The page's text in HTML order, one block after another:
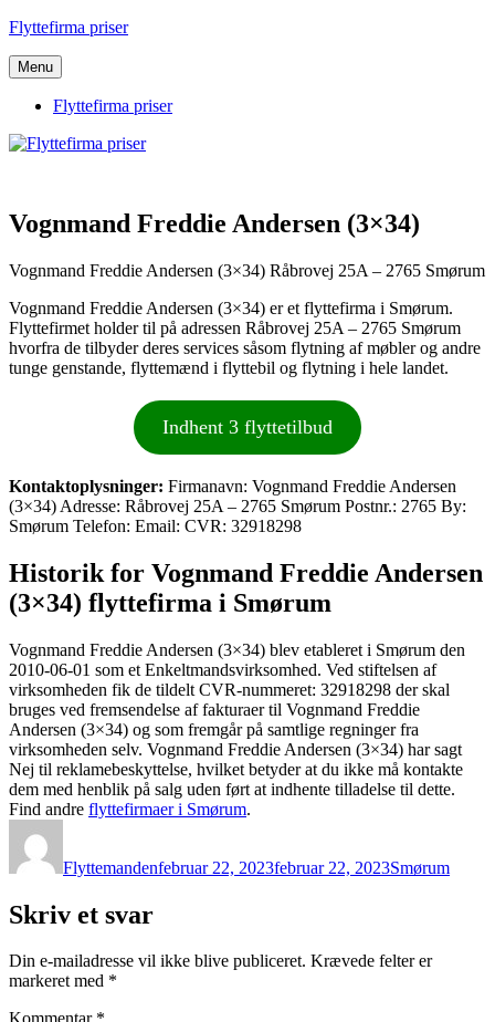
Videre
indhold
Flyttefirma priser
Menu
Flyttefirma priser
Vognmand Freddie Andersen (3×34)
Vognmand Freddie Andersen (3×34) Råbrovej 25A – 2765 Smørum
Vognmand Freddie Andersen (3×34) er et flyttefirma i Smørum.
Flyttefirmet holder til på adressen Råbrovej 25A – 2765 Smørum
hvorfra de tilbyder deres services såsom flytning af møbler og andre
tunge genstande, flyttemænd i flyttebil og flytning i hele landet.
Indhent 3 flyttetilbud
Kontaktoplysninger: Firmanavn: Vognmand Freddie Andersen
(3×34) Adresse: Råbrovej 25A – 2765 Smørum Postnr.: 2765 By:
Smørum Telefon: Email: CVR: 32918298
Historik for Vognmand Freddie Andersen
(3×34) flyttefirma i Smørum
Vognmand Freddie Andersen (3×34) blev etableret i Smørum den
2010-06-01 som et Enkeltmandsvirksomhed. Ved stiftelsen af
virksomheden fik de tildelt CVR-nummeret: 32918298 der skal
bruges ved fremsendelse af fakturaer til Vognmand Freddie
Andersen (3×34) og som fremgår på samtlige regninger fra
virksomheden selv. Vognmand Freddie Andersen (3×34) har sagt
Nej til reklamebeskyttelse, hvilket betyder at du ikke må kontakte
dem med henblik på salg uden ført at indhente tilladelse til dette.
Find andre flyttefirmaer i Smørum.
Flyttemandenfebruar 22, 2023februar 22, 2023Smørum
Skriv et svar
Din e-mailadresse vil ikke blive publiceret. Krævede felter er
markeret med *